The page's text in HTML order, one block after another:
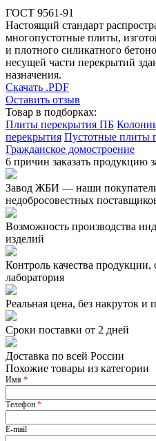
ГОСТ 9561-91
Настоящий стандарт
многопустотные плиты,
и плотного силикатного
несущей части перекрытий
назначения.
Скачать .PDF
Оставить отзыв
Товар в подборках:
Плиты перекрытия ПБ
перекрытия Пустотные плиты
Гражданское домостроение
6 причин заказать продукцию
Завод ЖБИ — наши покупатели
недобросовестных
Возможность производства
изделий
Контроль качества продукции,
лаборатория
Реальная цена, без накруток и
Сроки поставки от 2 дней
Доставка по всей России
Похожие товары из категории
Имя *
Телефон *
E-mail